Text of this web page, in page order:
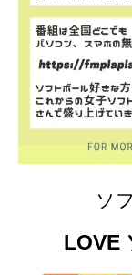
ソ
LOVE